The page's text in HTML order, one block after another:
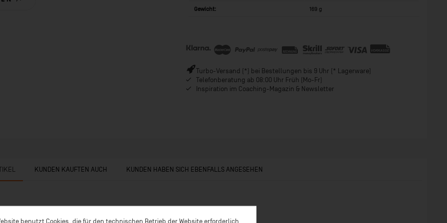
Gewicht: 169 g
Turbo-Versand (*) bei Bestellungen bis 9 Uhr (* Lagerware)
Telefonberatung ab 08:00 Uhr Früh (Mo-Fr)
Inspiration im Coaching-Magazin & Newsletter
KUNDEN KAUFTEN AUCH KUNDEN HABEN SICH EBENFALLS ANGESEHEN
benutzt Cookies, die für den technischen Betrieb der Website erforderlich